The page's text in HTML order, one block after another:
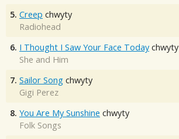
5. Creep chwyty
Radiohead
6. I Thought I Saw Your Face Today chwyty
She and Him
7. Sailor Song chwyty
Gigi Perez
8. You Are My Sunshine chwyty
Folk Songs